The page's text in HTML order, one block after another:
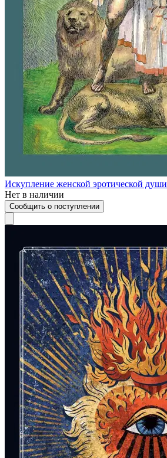
Искупление женской эротической души
Нет в наличии
Сообщить о поступлении